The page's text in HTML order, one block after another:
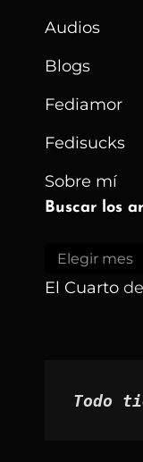
Audios
Blogs
Fediamor
Fedisucks
Sobre mí
Buscar los
Buscar
los
El Cuarto de
Todo